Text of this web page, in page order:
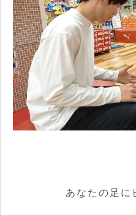
あなたの足に